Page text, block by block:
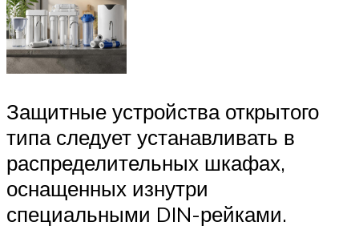
Защитные устройства открытого
типа следует устанавливать в
распределительных шкафах,
оснащенных изнутри
специальными DIN-рейками.